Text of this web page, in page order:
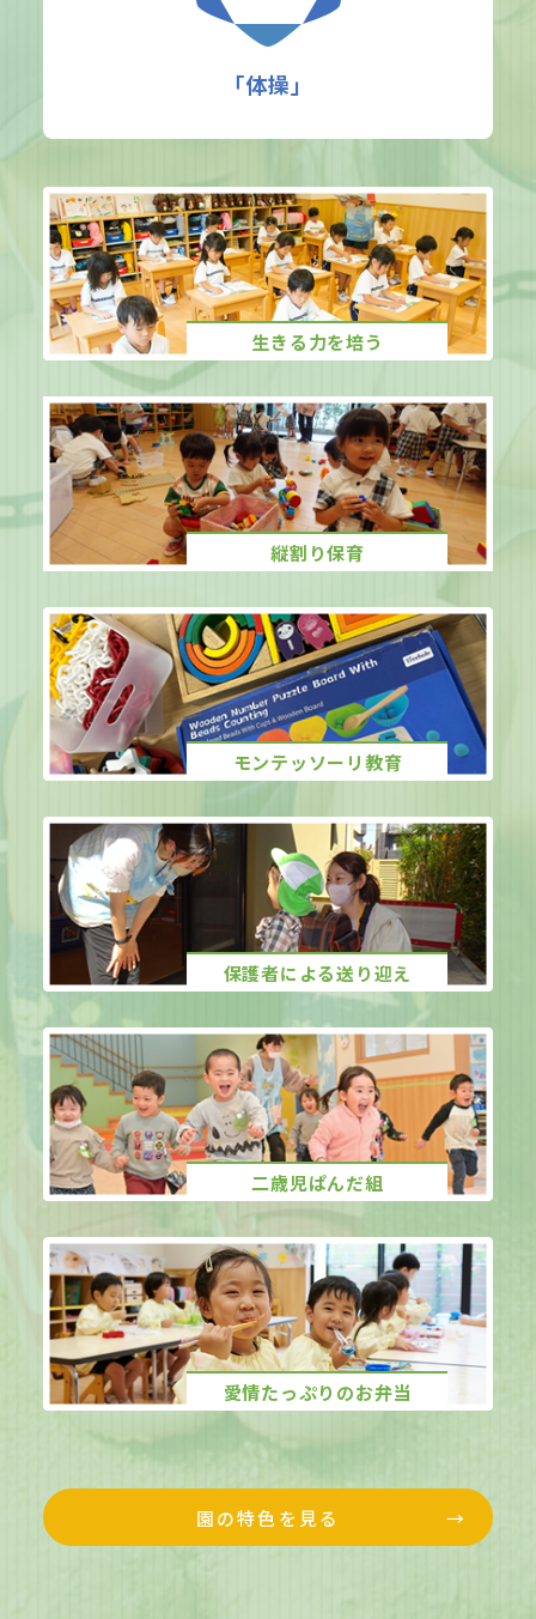
｢体操｣
生きる力を培う
縦割り保育
モンテッソーリ教育
保護者による送り迎え
二歳児ぱんだ組
愛情たっぷりのお弁当
園の特色を見る →